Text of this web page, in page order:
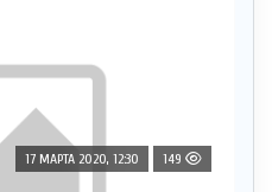
17 МАРТА 2020, 12:30 149